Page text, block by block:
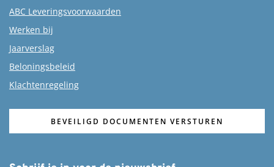
ABC Leveringsvoorwaarden
Werken bij
Jaarverslag
Beloningsbeleid
Klachtenregeling
BEVEILIGD DOCUMENTEN VERSTUREN